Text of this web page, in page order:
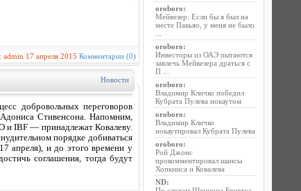
admin 17 апреля 2015 Комментарии (0)
Новости
добровольных переговоров
Стивенсона. Напомним,
и IBF — принадлежат Ковалеву.
порядке добиваться
апреля), и до этого времени у
соглашения, тогда будут
oroboro:
Мейвезер: Если бы я был на
месте Пакьяо, у меня не было
oroboro:
Инвесторы из ОАЭ пытаются
завлечь Мейвезера драться с
П ...
oroboro:
Владимир Кличко победил
Кубрата Пулева нокаутом
oroboro:
Владимир Кличко
нокаутировал Кубрата Пулева
oroboro:
Рой Джонс
прокомментировал шансы
Хопкинса и Ковалева
ND: